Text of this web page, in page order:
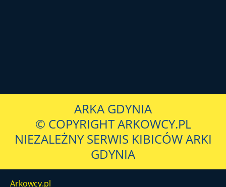
ARKA GDYNIA
© COPYRIGHT ARKOWCY.PL
NIEZALEŻNY SERWIS KIBICÓW ARKI
GDYNIA
Arkowcy.pl